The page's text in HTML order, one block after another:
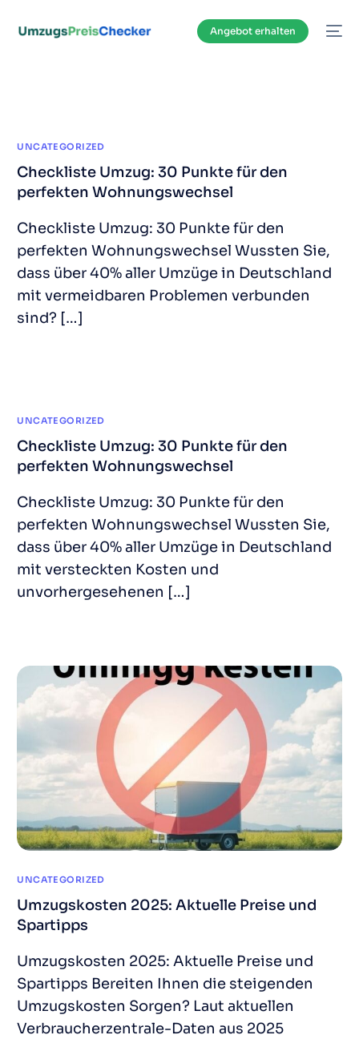
Angebot erhalten
UNCATEGORIZED
Checkliste Umzug: 30 Punkte für den
perfekten Wohnungswechsel
Checkliste Umzug: 30 Punkte für den
perfekten Wohnungswechsel Wussten Sie,
dass über 40% aller Umzüge in Deutschland
mit vermeidbaren Problemen verbunden
sind? […]
UNCATEGORIZED
Checkliste Umzug: 30 Punkte für den
perfekten Wohnungswechsel
Checkliste Umzug: 30 Punkte für den
perfekten Wohnungswechsel Wussten Sie,
dass über 40% aller Umzüge in Deutschland
mit versteckten Kosten und
unvorhergesehenen […]
UNCATEGORIZED
Umzugskosten 2025: Aktuelle Preise und
Spartipps
Umzugskosten 2025: Aktuelle Preise und
Spartipps Bereiten Ihnen die steigenden
Umzugskosten Sorgen? Laut aktuellen
Verbraucherzentrale-Daten aus 2025